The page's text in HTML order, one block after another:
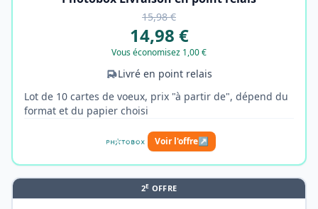
15,98 €
14,98 €
Vous économisez 1,00 €
Livré en point relais
Lot de 10 cartes de voeux, prix "à partir de", dépend du
format et du papier choisi
Voir l'offre↗
2E OFFRE